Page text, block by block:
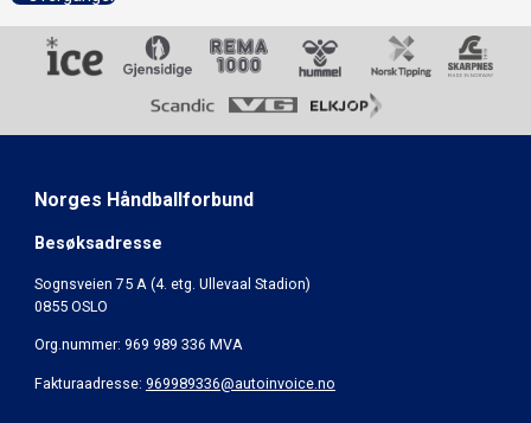
Norges Håndballforbund
Besøksadresse
Sognsveien 75 A (4. etg. Ullevaal Stadion)
0855 OSLO
Org.nummer: 969 989 336 MVA
Fakturaadresse: 969989336@autoinvoice.no